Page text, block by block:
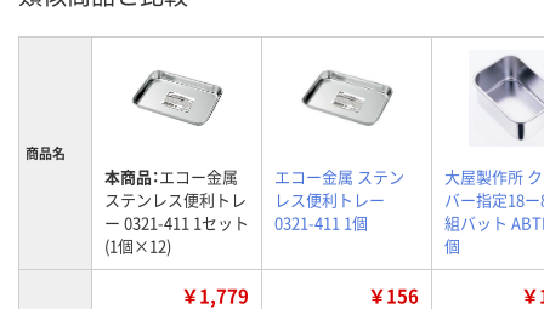
商品名
本商品：エコー金属
ステンレス便利トレ
ー 0321-411 1セット
(1個×12)
エコー金属 ステン
レス便利トレー
0321-411 1個
大屋製作所
バー指定18
組バット
個
￥1,779 ￥156